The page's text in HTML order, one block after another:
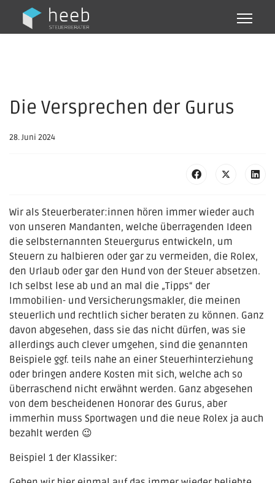
Die Versprechen der Gurus
28. Juni 2024
Wir als Steuerberater:innen hören immer wieder auch
von unseren Mandanten, welche überragenden Ideen
die selbsternannten Steuergurus entwickeln, um
Steuern zu halbieren oder gar zu vermeiden, die Rolex,
den Urlaub oder gar den Hund von der Steuer absetzen.
Ich selbst lese ab und an mal die „Tipps“ der
Immobilien- und Versicherungsmakler, die meinen
steuerlich und rechtlich sicher beraten zu können. Ganz
davon abgesehen, dass sie das nicht dürfen, was sie
allerdings auch clever umgehen, sind die genannten
Beispiele ggf. teils nahe an einer Steuerhinterziehung
oder bringen andere Kosten mit sich, welche ach so
überraschend nicht erwähnt werden. Ganz abgesehen
von dem bescheidenen Honorar des Gurus, aber
immerhin muss Sportwagen und die neue Rolex ja auch
bezahlt werden 😉
Beispiel 1 der Klassiker: